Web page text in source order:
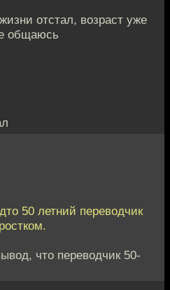
отстал, возраст уже
общаюсь
50 летний переводчик
что переводчик 50-